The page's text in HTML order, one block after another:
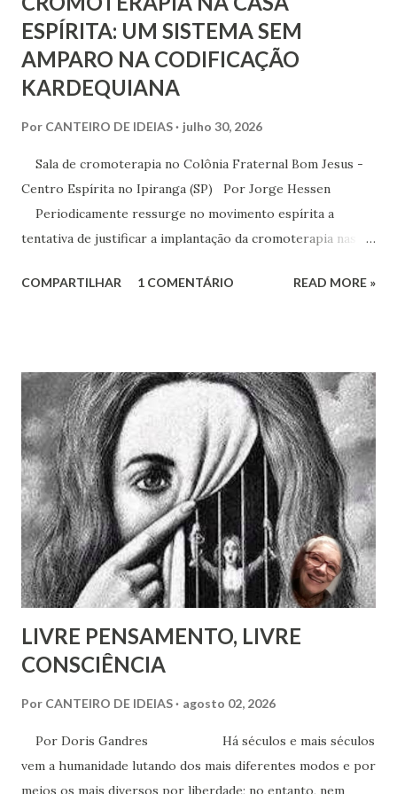
ESPÍRITA: UM SISTEMA SEM
AMPARO NA CODIFICAÇÃO
KARDEQUIANA
Por CANTEIRO DE IDEIAS julho 30, 2026
Sala de cromoterapia no Colônia Fraternal Bom Jesus -
Centro Espírita no Ipiranga (SP) Por Jorge Hessen
Periodicamente ressurge no movimento espírita a
tentativa de justificar a implantação da cromoterapia nas
Joanna de Ângelis, especialmente na obra Plenitude .
Joanna de Ângelis menciona a helioterapia e faz alusões à
cromoterapia no contexto da preservação da saúde física e
psíquica. Em nenhum momento, porém, recomenda sua
adoção como prática institucional do Espiritismo. Há
profunda diferença entre reconhecer a existência de um
recurso terapêutico e convertê-lo em atividade da Casa
Espírita.
COMPARTILHAR 1 COMENTÁRIO READ MORE »
LIVRE PENSAMENTO, LIVRE
CONSCIÊNCIA
Por CANTEIRO DE IDEIAS agosto 02, 2026
Por Doris Gandres Há séculos e mais séculos
vem a humanidade lutando dos mais diferentes modos e por
meios os mais diversos por liberdade; no entanto, nem